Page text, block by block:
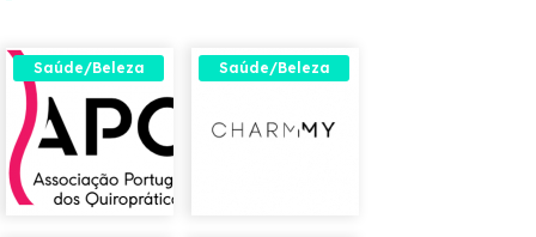
Saúde/Beleza Saúde/Beleza